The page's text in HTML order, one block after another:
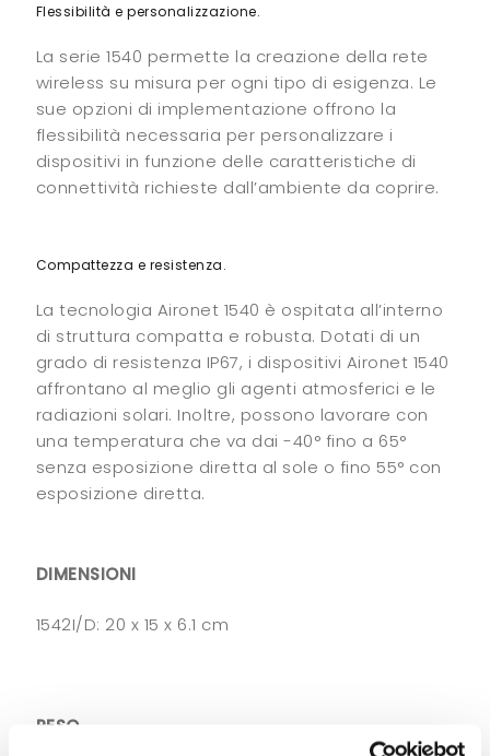
Flessibilità e personalizzazione.
La serie 1540 permette la creazione della rete
wireless su misura per ogni tipo di esigenza. Le
sue opzioni di implementazione offrono la
flessibilità necessaria per personalizzare i
dispositivi in funzione delle caratteristiche di
connettività richieste dall’ambiente da coprire.
Compattezza e resistenza.
La tecnologia Aironet 1540 è ospitata all’interno
di struttura compatta e robusta. Dotati di un
grado di resistenza IP67, i dispositivi Aironet 1540
affrontano al meglio gli agenti atmosferici e le
radiazioni solari. Inoltre, possono lavorare con
una temperatura che va dai -40° fino a 65°
senza esposizione diretta al sole o fino 55° con
esposizione diretta.
DIMENSIONI
1542I/D: 20 x 15 x 6.1 cm
PESO